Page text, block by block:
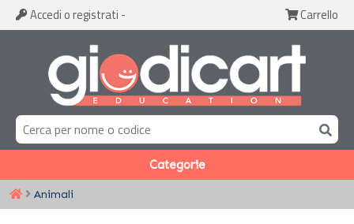
Accedi o registrati - Carrello
Categorie
Animali